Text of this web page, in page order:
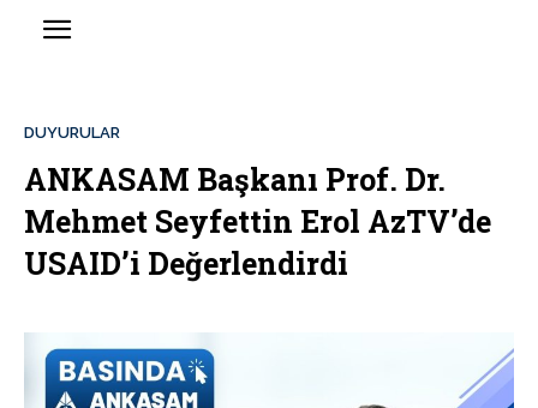
DUYURULAR
ANKASAM Başkanı Prof. Dr.
Mehmet Seyfettin Erol AzTV’de
USAID’i Değerlendirdi